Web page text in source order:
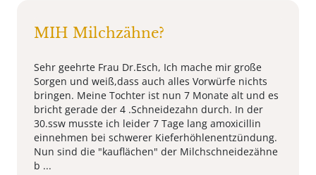
MIH Milchzähne?
Sehr geehrte Frau Dr.Esch, Ich mache mir große
Sorgen und weiß,dass auch alles Vorwürfe nichts
bringen. Meine Tochter ist nun 7 Monate alt und es
bricht gerade der 4 .Schneidezahn durch. In der
30.ssw musste ich leider 7 Tage lang amoxicillin
einnehmen bei schwerer Kieferhöhlenentzündung.
Nun sind die "kauflächen" der Milchschneidezähne
b ...